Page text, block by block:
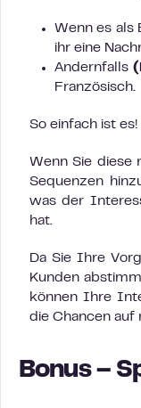
Wenn es als
ihr eine
Andernfalls
Französisch.
So einfach ist es!
Wenn Sie diese
Sequenzen
was der
hat.
Da Sie Ihre
Kunden
können Ihre
die Chancen
Bonus –